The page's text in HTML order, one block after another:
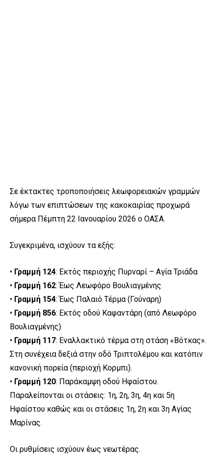
Σε έκτακτες τροποποιήσεις λεωφορειακών γραμμών
λόγω των επιπτώσεων της κακοκαιρίας προχωρά
σήμερα Πέμπτη 22 Ιανουαρίου 2026 ο ΟΑΣΑ.
Συγεκριμένα, ισχύουν τα εξής:
• Γραμμή 124: Εκτός περιοχής Πυρναρί – Αγία Τριάδα
• Γραμμή 162: Έως Λεωφόρο Βουλιαγμένης
• Γραμμή 154: Έως Παλαιό Τέρμα (Γούναρη)
• Γραμμή 856: Εκτός οδού Καφαντάρη (από Λεωφόρο
Βουλιαγμένης)
• Γραμμή 117: Εναλλακτικό τέρμα στη στάση «Βότκας».
Στη συνέχεια δεξιά στην οδό Τριπτολέμου και κατόπιν
κανονική πορεία (περιοχή Κορμπι).
• Γραμμή 120: Παράκαμψη οδού Ηφαίστου.
Παραλείπονται οι στάσεις: 1η, 2η, 3η, 4η και 5η
Ηφαίστου καθώς και οι στάσεις 1η, 2η και 3η Αγίας
Μαρίνας.
Οι ρυθμίσεις ισχύουν έως νεωτέρας.